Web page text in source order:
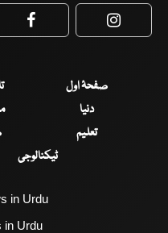
Facebook
صفحۂ اول
دنیا
تعلیم
ٹیکنالوجی
in Urdu
in Urdu